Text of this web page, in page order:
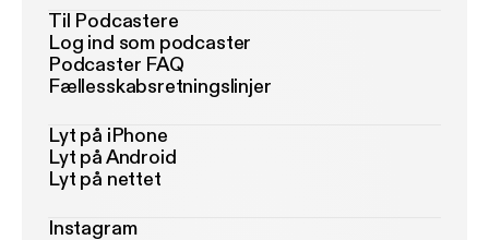
Til Podcastere
Log ind som podcaster
Podcaster FAQ
Fællesskabsretningslinjer
Lyt på iPhone
Lyt på Android
Lyt på nettet
Instagram